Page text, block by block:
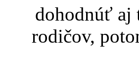
dohodnúť aj
rodičov,